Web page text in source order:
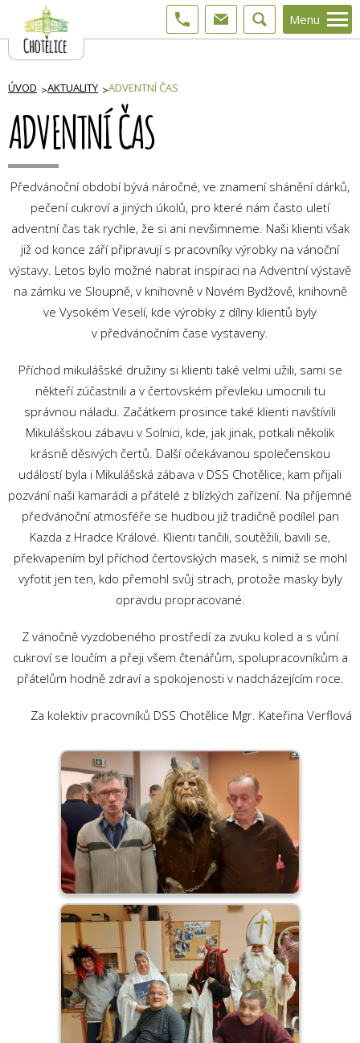
Menu
ÚVOD AKTUALITY ADVENTNÍ ČAS
ADVENTNÍ ČAS
Předvánoční období bývá náročné, ve znamení shánění dárků,
pečení cukroví a jiných úkolů, pro které nám často uletí
adventní čas tak rychle, že si ani nevšimneme. Naši klienti však
již od konce září připravují s pracovníky výrobky na vánoční
výstavy. Letos bylo možné nabrat inspiraci na Adventní výstavě
na zámku ve Sloupně, v knihovně v Novém Bydžově, knihovně
ve Vysokém Veselí, kde výrobky z dílny klientů byly
v předvánočním čase vystaveny.
Příchod mikulášské družiny si klienti také velmi užili, sami se
někteří zúčastnili a v čertovském převleku umocnili tu
správnou náladu. Začátkem prosince také klienti navštívili
Mikulášskou zábavu v Solnici, kde, jak jinak, potkali několik
krásně děsivých čertů. Další očekávanou společenskou
událostí byla i Mikulášská zábava v DSS Chotělice, kam přijali
pozvání naši kamarádi a přátelé z blízkých zařízení. Na příjemné
předvánoční atmosféře se hudbou již tradičně podílel pan
Kazda z Hradce Králové. Klienti tančili, soutěžili, bavili se,
překvapením byl příchod čertovských masek, s nimiž se mohl
vyfotit jen ten, kdo přemohl svůj strach, protože masky byly
opravdu propracované.
Z vánočně vyzdobeného prostředí za zvuku koled a s vůní
cukroví se loučím a přeji všem čtenářům, spolupracovníkům a
přátelům hodně zdraví a spokojenosti v nadcházejícím roce.
Za kolektiv pracovníků DSS Chotělice Mgr. Kateřina Verflová